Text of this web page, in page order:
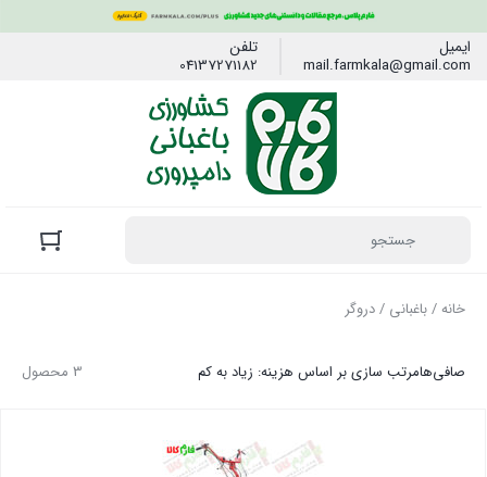
ایمیل
mail.farmkala@gmail.com
تلفن
04137271182
خانه/باغبانی / دروگر
3 محصول صافی‌هامرتب سازی بر اساس هزینه: زیاد به کم